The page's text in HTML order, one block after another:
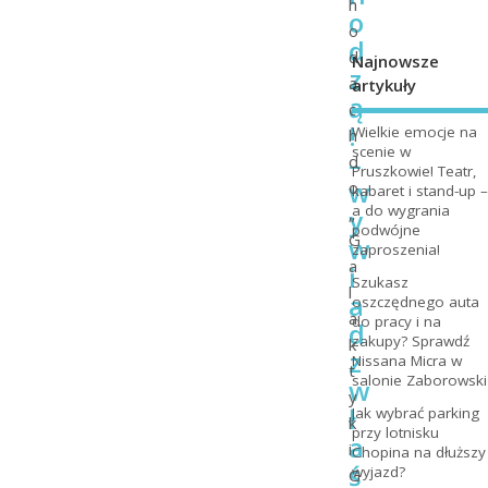
o
d
z
ą
!
–
w
y
w
i
a
d
z
w
ł
a
ś
o
d
a
c
h
d
o
„
G
a
l
a
k
t
y
k
i
G
Najnowsze
artykuły
Wielkie emocje na
scenie w
Pruszkowie! Teatr,
kabaret i stand-up –
a do wygrania
podwójne
zaproszenia!
Szukasz
oszczędnego auta
do pracy i na
zakupy? Sprawdź
Nissana Micra w
salonie Zaborowski
Jak wybrać parking
przy lotnisku
Chopina na dłuższy
wyjazd?